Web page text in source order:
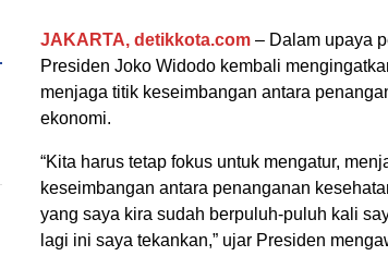
JAKARTA, detikkota.com – Dalam upaya
Presiden Joko Widodo kembali
menjaga titik keseimbangan antara
ekonomi.
“Kita harus tetap fokus untuk mengatur,
keseimbangan antara penanganan
yang saya kira sudah berpuluh-puluh kali
lagi ini saya tekankan,” ujar Presiden